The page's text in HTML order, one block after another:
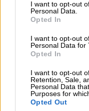
I want to opt-out
Personal Data.
Opted In
I want to opt-out
Personal Data for
Opted In
I want to opt-out
Retention, Sale,
Personal Data
Purposes for
Opted Out